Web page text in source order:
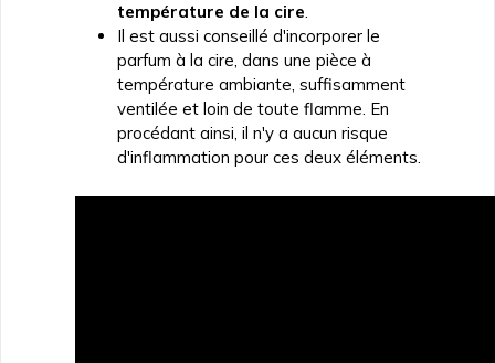
température de la cire.
Il est aussi conseillé d'incorporer le
parfum à la cire, dans une pièce à
température ambiante, suffisamment
ventilée et loin de toute flamme. En
procédant ainsi, il n'y a aucun risque
d'inflammation pour ces deux éléments.